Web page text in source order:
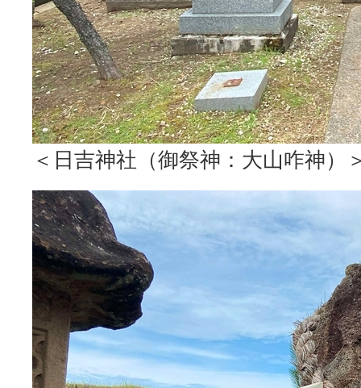
＜日吉神社（御祭神：大山咋神）